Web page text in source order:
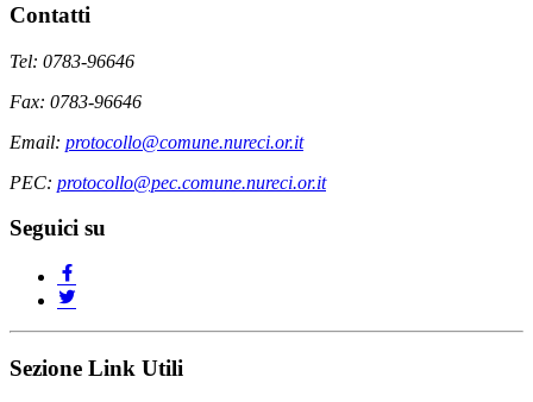
Contatti
Tel: 0783-96646
Fax: 0783-96646
Email: protocollo@comune.nureci.or.it
PEC: protocollo@pec.comune.nureci.or.it
Seguici su
Sezione Link Utili